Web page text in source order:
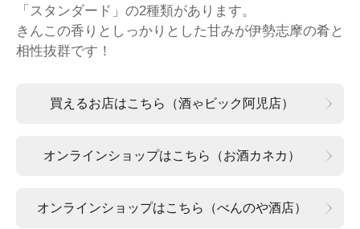
「スタンダード」の2種類があります。
きんこの香りとしっかりとした甘みが伊勢志摩の肴と
相性抜群です！
買えるお店はこちら（酒ゃビック阿児店）
オンラインショップはこちら（お酒カネカ）
オンラインショップはこちら（べんのや酒店）